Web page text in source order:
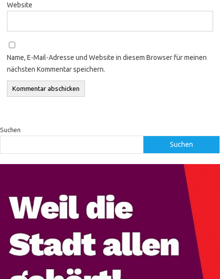
Website
Name, E-Mail-Adresse und Website in diesem Browser für meinen
nächsten Kommentar speichern.
Suchen
Suchen